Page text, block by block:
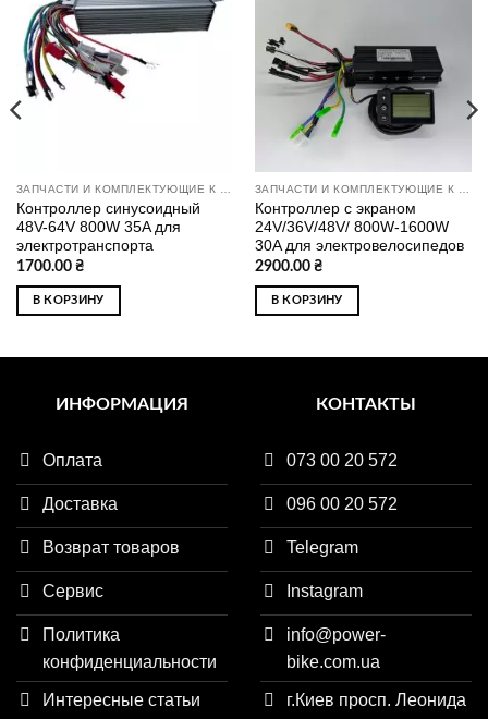
Додати
до
ЗАПЧАСТИ И КОМПЛЕКТУЮЩИЕ К ЭЛЕКТРОТРАНСПОРТУ
Контроллер синусоидный
48V-64V 800W 35A для
электротранспорта
1700.00 ₴
В КОРЗИНУ
списку
бажань
ЗАПЧАСТИ И КОМПЛЕКТУЮЩИЕ К ЭЛЕКТРОТРАНСПОРТУ
Контроллер с экраном
24V/36V/48V/ 800W-1600W
30A для электровелосипедов
2900.00 ₴
В КОРЗИНУ
ИНФОРМАЦИЯ
Оплата
Доставка
Возврат товаров
Сервис
Политика
конфиденциальности
Интересные статьи
КОНТАКТЫ
073 00 20 572
096 00 20 572
Telegram
Instagram
info@power-
bike.com.ua
г.Киев просп. Леонида